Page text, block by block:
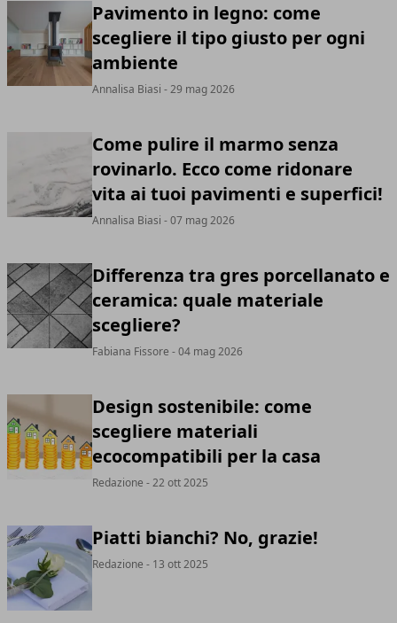
Pavimento in legno: come
scegliere il tipo giusto per ogni
ambiente
Annalisa Biasi - 29 mag 2026
Come pulire il marmo senza
rovinarlo. Ecco come ridonare
vita ai tuoi pavimenti e superfici!
Annalisa Biasi - 07 mag 2026
Differenza tra gres porcellanato e
ceramica: quale materiale
scegliere?
Fabiana Fissore - 04 mag 2026
Design sostenibile: come
scegliere materiali
ecocompatibili per la casa
Redazione - 22 ott 2025
Piatti bianchi? No, grazie!
Redazione - 13 ott 2025